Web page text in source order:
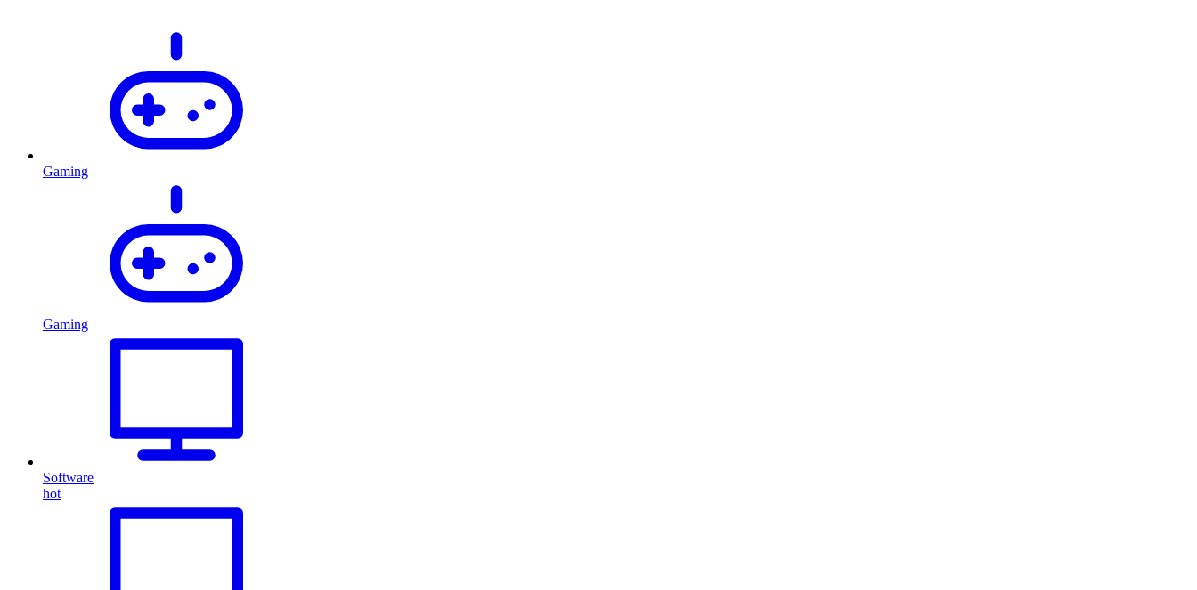
Gaming
Gaming
Software
hot